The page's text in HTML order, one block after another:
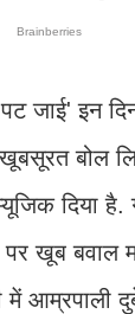
जाई' इन
बोल
दिया है.
पर खूब
में